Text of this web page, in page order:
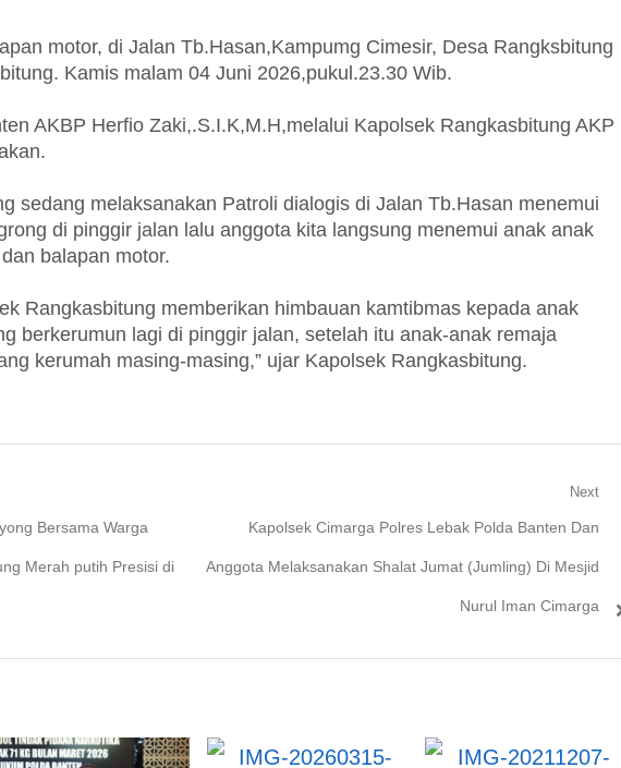
motor, di Jalan Tb.Hasan,Kampumg Cimesir, Desa Rangksbitung
Kamis malam 04 Juni 2026,pukul.23.30 Wib.
AKBP Herfio Zaki,.S.I.K,M.H,melalui Kapolsek Rangkasbitung AKP
sedang melaksanakan Patroli dialogis di Jalan Tb.Hasan menemui
di pinggir jalan lalu anggota kita langsung menemui anak anak
balapan motor.
Rangkasbitung memberikan himbauan kamtibmas kepada anak
berkerumun lagi di pinggir jalan, setelah itu anak-anak remaja
kerumah masing-masing,” ujar Kapolsek Rangkasbitung.
Bersama Warga
Merah putih Presisi di
Next
Next
post:
Kapolsek Cimarga Polres Lebak Polda Banten Dan
Anggota Melaksanakan Shalat Jumat (Jumling) Di Mesjid
Nurul Iman Cimarga